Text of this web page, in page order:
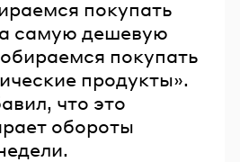
покупать
самую дешевую
покупать
продукты».
что это
обороты